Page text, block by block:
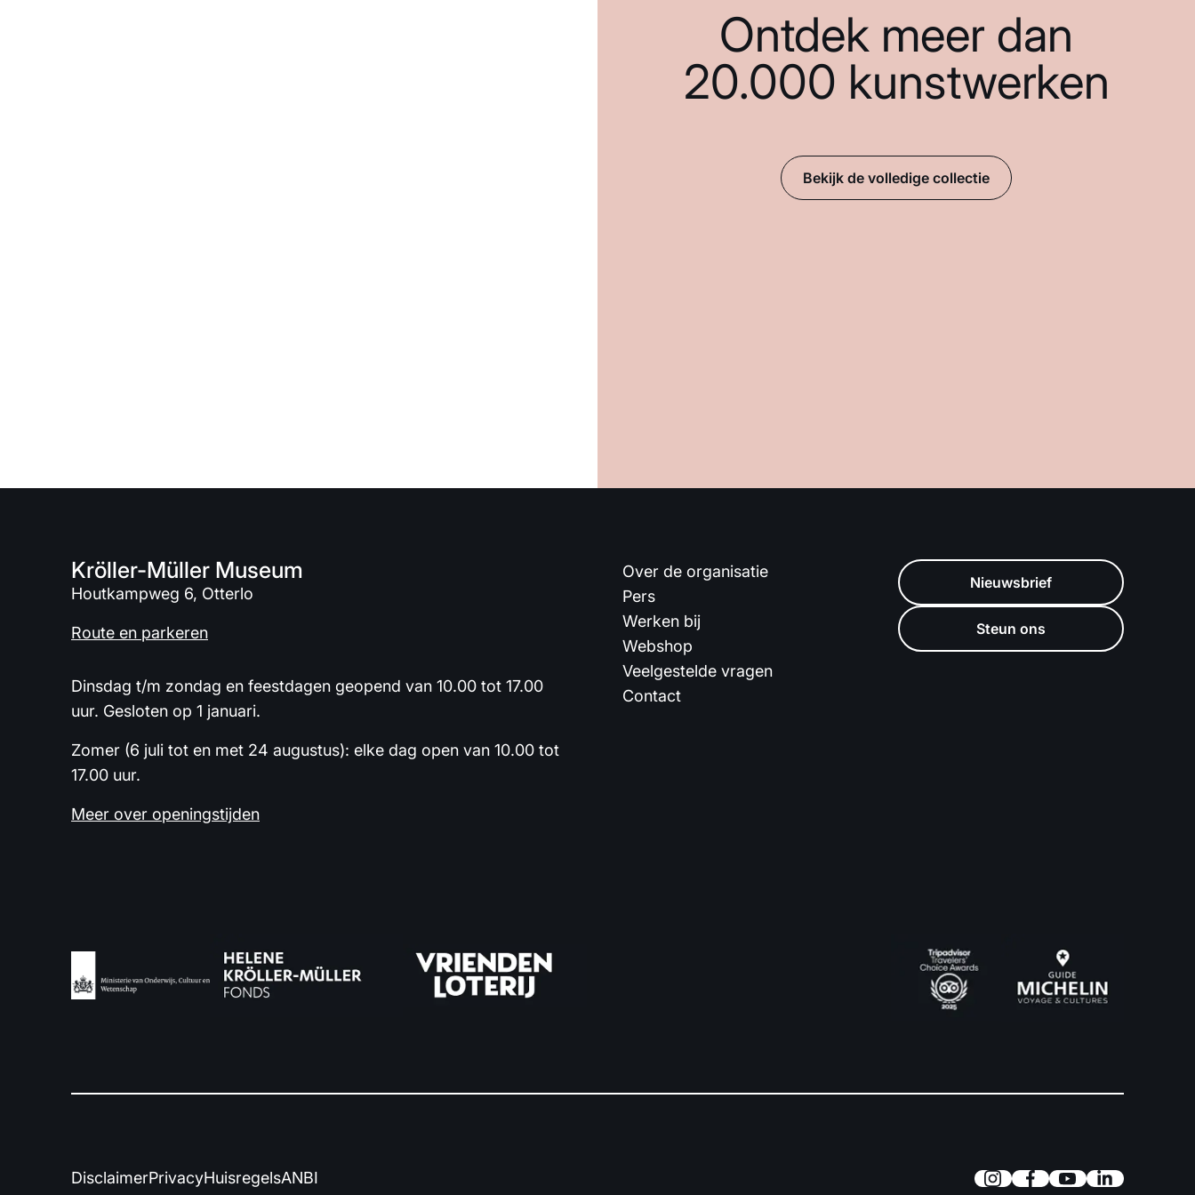
Ontdek meer dan
20.000 kunstwerken
Bekijk de volledige collectie
Kröller-Müller Museum
Houtkampweg 6, Otterlo
Route en parkeren
Dinsdag t/m zondag en feestdagen geopend van 10.00 tot 17.00
uur. Gesloten op 1 januari.
Zomer (6 juli tot en met 24 augustus): elke dag open van 10.00 tot
17.00 uur.
Meer over openingstijden
Over de organisatie
Pers
Werken bij
Webshop
Veelgestelde vragen
Contact
Nieuwsbrief
Steun ons
DisclaimerPrivacyHuisregelsANBI